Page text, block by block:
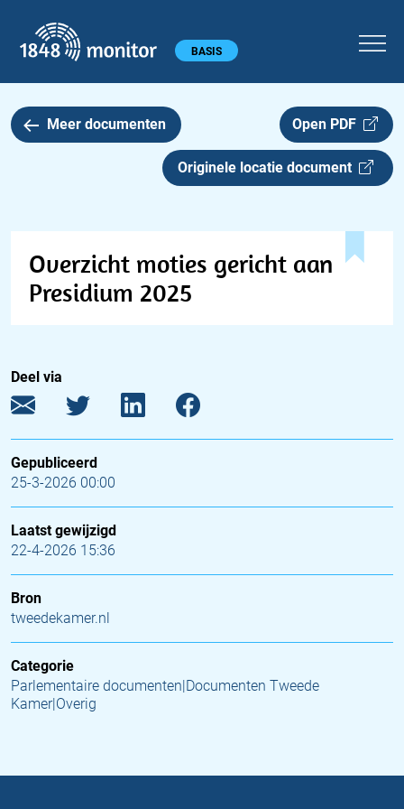
Hoofdmenu BASIS
Meer documenten Open PDF
Originele locatie document
Overzicht moties gericht aan
Presidium 2025
Deel via
Gepubliceerd
25-3-2026 00:00
Laatst gewijzigd
22-4-2026 15:36
Bron
tweedekamer.nl
Categorie
Parlementaire documenten|Documenten Tweede
Kamer|Overig